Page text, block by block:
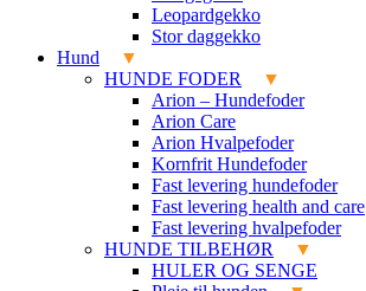
Leopardgekko
Stor daggekko
Hund
HUNDE FODER
Arion – Hundefoder
Arion Care
Arion Hvalpefoder
Kornfrit Hundefoder
Fast levering hundefoder
Fast levering health and care
Fast levering hvalpefoder
HUNDE TILBEHØR
HULER OG SENGE